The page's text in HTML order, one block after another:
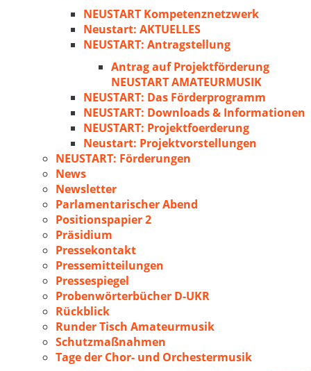
NEUSTART Kompetenznetzwerk
Neustart: AKTUELLES
NEUSTART: Antragstellung
Antrag auf Projektförderung
NEUSTART AMATEURMUSIK
NEUSTART: Das Förderprogramm
NEUSTART: Downloads & Informationen
NEUSTART: Projektfoerderung
Neustart: Projektvorstellungen
NEUSTART: Förderungen
News
Newsletter
Parlamentarischer Abend
Positionspapier 2
Präsidium
Pressekontakt
Pressemitteilungen
Pressespiegel
Probenwörterbücher D-UKR
Rückblick
Runder Tisch Amateurmusik
Schutzmaßnahmen
Tage der Chor- und Orchestermusik